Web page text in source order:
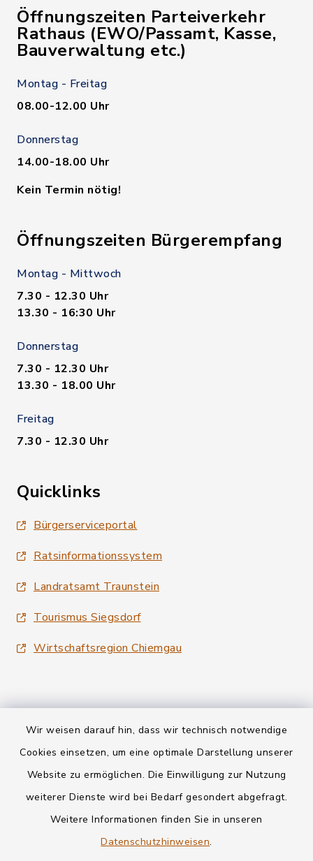
Wir weisen darauf hin, dass wir technisch notwendige
Cookies einsetzen, um eine optimale Darstellung unserer
Website zu ermöglichen. Die Einwilligung zur Nutzung
weiterer Dienste wird bei Bedarf gesondert abgefragt.
Weitere Informationen finden Sie in unseren
Datenschutzhinweisen.
Öffnungszeiten Parteiverkehr
Rathaus (EWO/Passamt, Kasse,
Bauverwaltung etc.)
Montag - Freitag
08.00-12.00 Uhr
Donnerstag
14.00-18.00 Uhr
Kein Termin nötig!
Öffnungszeiten Bürgerempfang
Montag - Mittwoch
7.30 - 12.30 Uhr
13.30 - 16:30 Uhr
Donnerstag
7.30 - 12.30 Uhr
13.30 - 18.00 Uhr
Freitag
7.30 - 12.30 Uhr
Quicklinks
Bürgerserviceportal
Ratsinformationssystem
Landratsamt Traunstein
Tourismus Siegsdorf
Wirtschaftsregion Chiemgau
Kontakt
Informationspflichten